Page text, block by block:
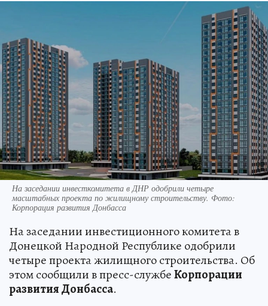
На заседании инвесткомитета в ДНР одобрили четыре
масштабных проекта по жилищному строительству. Фото:
Корпорация развития Донбасса
На заседании инвестиционного комитета в
Донецкой Народной Республике одобрили
четыре проекта жилищного строительства. Об
этом сообщили в пресс-службеКорпорации
развития Донбасса.